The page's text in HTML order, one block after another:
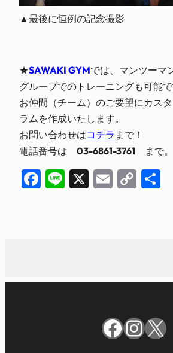
▲最後に恒例の記念撮影
★SAWAKI GYMでは、マンツーマ
グループでのトレーニングも可能で
お仲間（チーム）のご要望にカス
ラムを作成いたします。
お問い合わせはコチラ まで！
電話番号は 03-6861-3761 まで。
Facebook
Line
X EmailCopy
X